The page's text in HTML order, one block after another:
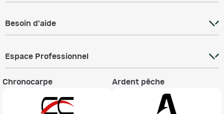
Besoin d'aide
Espace Professionnel
Chronocarpe Ardent pêche